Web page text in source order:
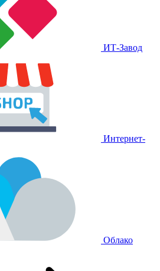
ИТ-Завод
Интернет-
Облако